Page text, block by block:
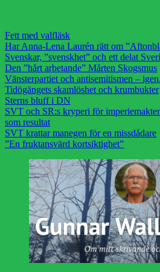
Fett med valfläsk
Har Anna-Lena Laurén rätt om
Svenskar, ”svenskhet” och ett delat
Den ”hårt arbetande” Mårten Skogsmus
Vänsterpartiet och antisemitismen – igen.
Tidögängets skamlöshet och krumbukter
Sterns bluff i DN
SVT och SR:s kryperi för
som resultat
SVT krattar manegen för en missdådare
”En fruktansvärd kortsiktighet”